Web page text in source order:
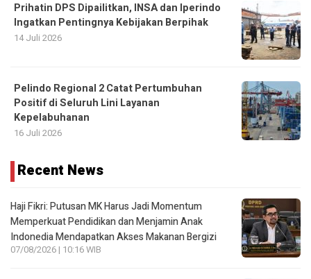
Prihatin DPS Dipailitkan, INSA dan Iperindo
Ingatkan Pentingnya Kebijakan Berpihak
14 Juli 2026
Pelindo Regional 2 Catat Pertumbuhan
Positif di Seluruh Lini Layanan
Kepelabuhanan
16 Juli 2026
Recent News
Haji Fikri: Putusan MK Harus Jadi Momentum
Memperkuat Pendidikan dan Menjamin Anak
Indonedia Mendapatkan Akses Makanan Bergizi
07/08/2026 | 10:16 WIB